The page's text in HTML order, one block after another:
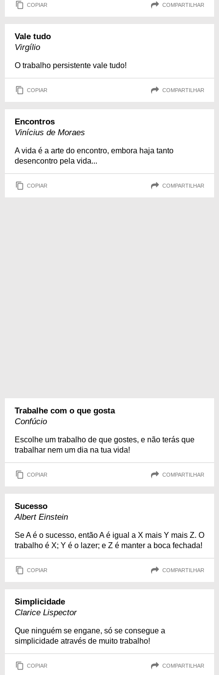
COPIAR COMPARTILHAR
Vale tudo
Virgílio
O trabalho persistente vale tudo!
COPIAR COMPARTILHAR
Encontros
Vinícius de Moraes
A vida é a arte do encontro, embora haja tanto
desencontro pela vida...
COPIAR COMPARTILHAR
Trabalhe com o que gosta
Confúcio
Escolhe um trabalho de que gostes, e não terás que
trabalhar nem um dia na tua vida!
COPIAR COMPARTILHAR
Sucesso
Albert Einstein
Se A é o sucesso, então A é igual a X mais Y mais Z. O
trabalho é X; Y é o lazer; e Z é manter a boca fechada!
COPIAR COMPARTILHAR
Simplicidade
Clarice Lispector
Que ninguém se engane, só se consegue a
simplicidade através de muito trabalho!
COPIAR COMPARTILHAR